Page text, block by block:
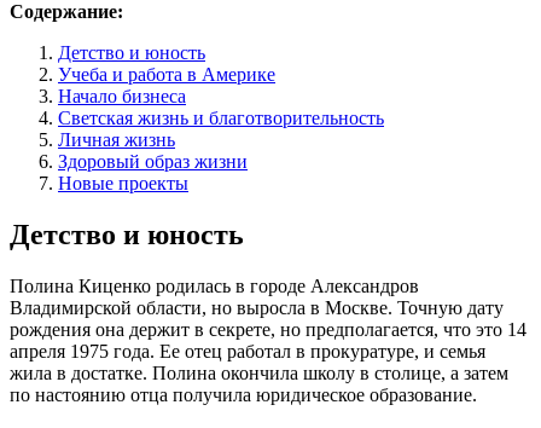
Содержание:
Детство и юность
Учеба и работа в Америке
Начало бизнеса
Светская жизнь и благотворительность
Личная жизнь
Здоровый образ жизни
Новые проекты
Детство и юность
Полина Киценко родилась в городе Александров
Владимирской области, но выросла в Москве. Точную дату
рождения она держит в секрете, но предполагается, что это 14
апреля 1975 года. Ее отец работал в прокуратуре, и семья
жила в достатке. Полина окончила школу в столице, а затем
по настоянию отца получила юридическое образование.